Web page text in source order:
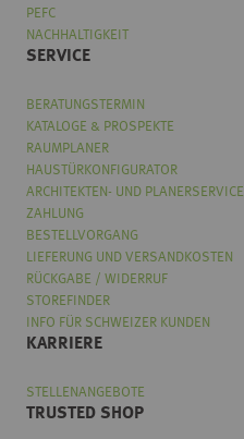
PEFC
NACHHALTIGKEIT
SERVICE
BERATUNGSTERMIN
KATALOGE & PROSPEKTE
RAUMPLANER
HAUSTÜRKONFIGURATOR
ARCHITEKTEN- UND PLANERSERVICE
ZAHLUNG
BESTELLVORGANG
LIEFERUNG UND VERSANDKOSTEN
RÜCKGABE / WIDERRUF
STOREFINDER
INFO FÜR SCHWEIZER KUNDEN
KARRIERE
STELLENANGEBOTE
TRUSTED SHOP